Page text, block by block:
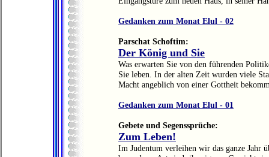
Gedanken zum Monat Elul - 02
Parschat Schoftim:
Der König und Sie
Was erwarten Sie von den führenden
Sie leben. In der alten Zeit wurden viele
Macht angeblich von einer Gottheit
Gedanken zum Monat Elul - 01
Gebete und Segenssprüche:
Zum Leben!
Im Judentum verleihen wir das ganze Jahr